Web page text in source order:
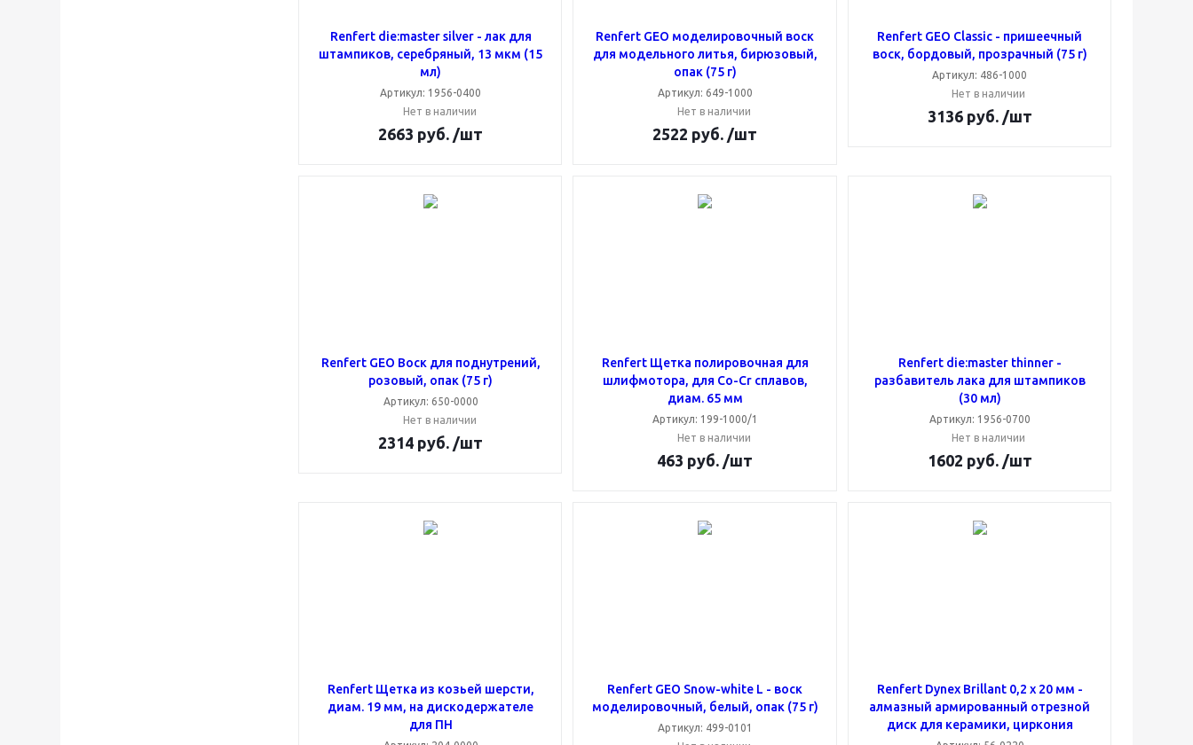
Renfert die:master silver - лак для
штампиков, серебряный, 13 мкм (15
мл)
Артикул: 1956-0400
Нет в наличии
2663 руб. /шт
Renfert GEO моделировочный воск
для модельного литья, бирюзовый,
опак (75 г)
Артикул: 649-1000
Нет в наличии
2522 руб. /шт
Renfert GEO Classic - пришеечный
воск, бордовый, прозрачный (75 г)
Артикул: 486-1000
Нет в наличии
3136 руб. /шт
Renfert GEO Воск для поднутрений,
розовый, опак (75 г)
Артикул: 650-0000
Нет в наличии
2314 руб. /шт
Renfert Щетка полировочная для
шлифмотора, для Co-Cr сплавов,
диам. 65 мм
Артикул: 199-1000/1
Нет в наличии
463 руб. /шт
Renfert die:master thinner -
разбавитель лака для штампиков
(30 мл)
Артикул: 1956-0700
Нет в наличии
1602 руб. /шт
Renfert Щетка из козьей шерсти,
диам. 19 мм, на дискодержателе
для ПН
Renfert GEO Snow-white L - воск
моделировочный, белый, опак (75 г)
Артикул: 499-0101
Renfert Dynex Brillant 0,2 x 20 мм -
алмазный армированный отрезной
диск для керамики, циркония